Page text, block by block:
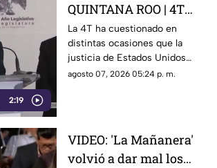
2:19
QUINTANA ROO | 4T
sigue cuestionando los
señalamientos de
E.E.U.U contra
narc0polít1c0s como
La 4T ha cuestionado en
distintas ocasiones que la
justicia de Estados Unidos
proceda contra presuntos
Rocha Moya, Enrique Inzunza y
otros funcionarios morenistas.
agosto 07, 2026 05:24 p. m.
VIDEO: 'La Mañanera'
volvió a dar mal los